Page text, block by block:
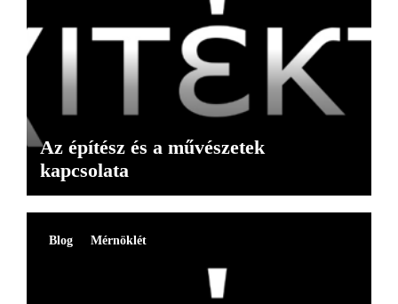
Az építész és a művészetek
kapcsolata
Blog Mérnöklét